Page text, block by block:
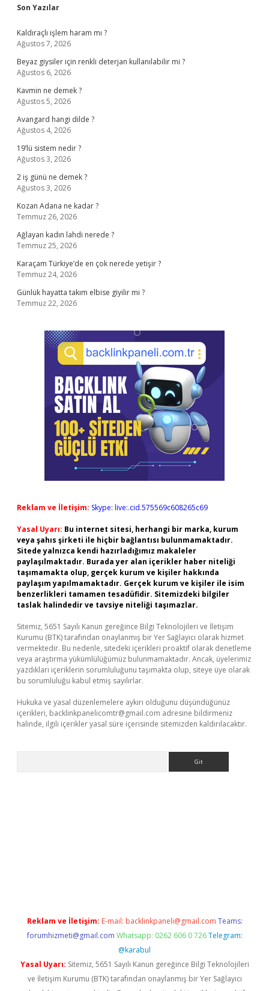
Sidebar
Son Yazılar
Kaldıraçlı işlem haram mı ?
Ağustos 7, 2026
Beyaz giysiler için renkli deterjan kullanılabilir mi ?
Ağustos 6, 2026
Kavmin ne demek ?
Ağustos 5, 2026
Avangard hangi dilde ?
Ağustos 4, 2026
19’lü sistem nedir ?
Ağustos 3, 2026
2 iş günü ne demek ?
Ağustos 3, 2026
Kozan Adana ne kadar ?
Temmuz 26, 2026
Ağlayan kadın lahdi nerede ?
Temmuz 25, 2026
Karaçam Türkiye’de en çok nerede yetişir ?
Temmuz 24, 2026
Günlük hayatta takım elbise giyilir mi ?
Temmuz 22, 2026
Reklam ve İletişim: Skype: live:.cid.575569c608265c69
Yasal Uyarı: Bu internet sitesi, herhangi bir marka, kurum
veya şahıs şirketi ile hiçbir bağlantısı bulunmamaktadır.
Sitede yalnızca kendi hazırladığımız makaleler
paylaşılmaktadır. Burada yer alan içerikler haber niteliği
taşımamakta olup, gerçek kurum ve kişiler hakkında
paylaşım yapılmamaktadır. Gerçek kurum ve kişiler ile isim
benzerlikleri tamamen tesadüfidir. Sitemizdeki bilgiler
taslak halindedir ve tavsiye niteliği taşımazlar.
Sitemiz, 5651 Sayılı Kanun gereğince Bilgi Teknolojileri ve İletişim
Kurumu (BTK) tarafından onaylanmış bir Yer Sağlayıcı olarak hizmet
vermektedir. Bu nedenle, sitedeki içerikleri proaktif olarak denetleme
veya araştırma yükümlülüğümüz bulunmamaktadır. Ancak, üyelerimiz
yazdıkları içeriklerin sorumluluğunu taşımakta olup, siteye üye olarak
bu sorumluluğu kabul etmiş sayılırlar.
Hukuka ve yasal düzenlemelere aykırı olduğunu düşündüğünüz
içerikleri, backlinkpanelicomtr@gmail.com adresine bildirmeniz
halinde, ilgili içerikler yasal süre içerisinde sitemizden kaldırılacaktır.
Reklam ve İletişim: E-mail: backlinkpaneli@gmail.com Teams:
forumhizmeti@gmail.com Whatsapp: 0262 606 0 726 Telegram:
@karabul
Yasal Uyarı: Sitemiz, 5651 Sayılı Kanun gereğince Bilgi Teknolojileri
ve İletişim Kurumu (BTK) tarafından onaylanmış bir Yer Sağlayıcı